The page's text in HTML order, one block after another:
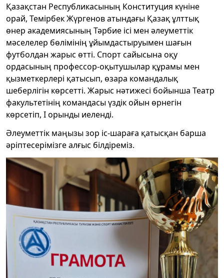
Қазақстан Республикасының Конституция күніне
орай, Темірбек Жүргенов атындағы Қазақ ұлттық
өнер академиясының Тәрбие ісі мен әлеуметтік
мәселелер бөлімінің ұйымдастыруымен шағын
футболдан жарыс өтті. Спорт сайысына оқу
ордасының профессор-оқытушылар құрамы мен
қызметкерлері қатысып, өзара командалық
шеберлігін көрсетті. Жарыс нәтижесі бойынша Театр
факультетінің командасы үздік ойын өрнегін
көрсетіп, І орынды иеленді.
Әлеуметтік маңызы зор іс-шараға қатысқан барша
әріптесерімізге алғыс білдіреміз.